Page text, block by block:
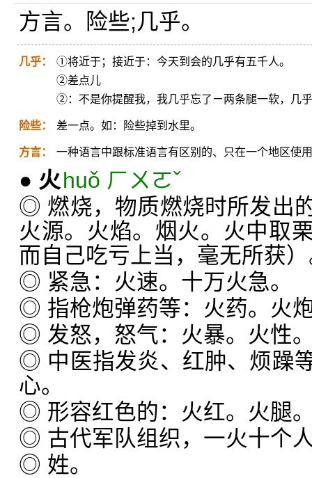
方言。险些;几乎。
几乎：
①将近于；接近于：今天到会的几乎有五千人。
②差点儿
②：不是你提醒我，我几乎忘了ㄧ两条腿一软，几
险些： 差一点。如：险些掉到水里。
方言： 一种语言中跟标准语言有区别的、只在一个地区使
● 火huǒ ㄏㄨㄛˇ
◎ 燃烧，物质燃烧时所发出
火源。火焰。烟火。火中取
而自己吃亏上当，毫无所获
◎ 紧急：火速。十万火急。
◎ 指枪炮弹药等：火药。火
◎ 发怒，怒气：火暴。火性
◎ 中医指发炎、红肿、烦躁
心。
◎ 形容红色的：火红。火腿
◎ 古代军队组织，一火十个
◎ 姓。